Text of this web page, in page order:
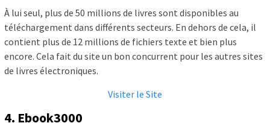
À lui seul, plus de 50 millions de livres sont disponibles au
téléchargement dans différents secteurs. En dehors de cela, il
contient plus de 12 millions de fichiers texte et bien plus
encore. Cela fait du site un bon concurrent pour les autres sites
de livres électroniques.
Visiter le Site
4. Ebook3000